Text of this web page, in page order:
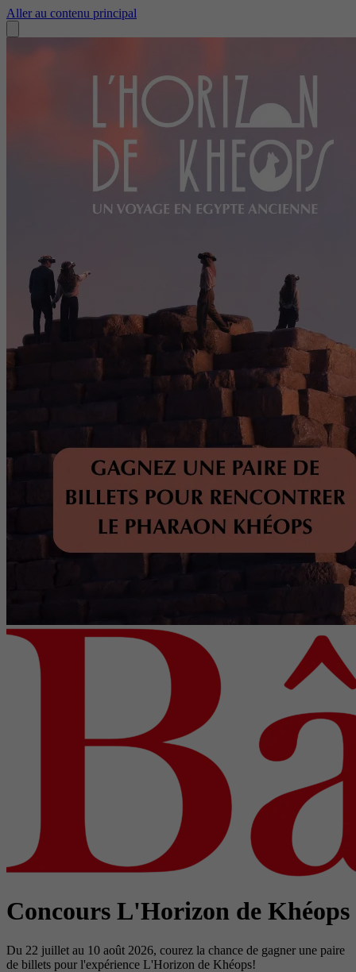
Aller au contenu principal
Concours L'Horizon de Khéops
Du 22 juillet au 10 août 2026, courez la chance de gagner une paire
de billets pour l'expérience L'Horizon de Khéops!